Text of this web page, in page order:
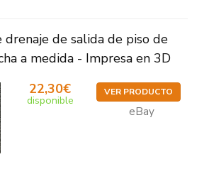
de salida de piso de
a medida - Impresa en 3D
22,30€
disponible
VER PRODUCTO
eBay